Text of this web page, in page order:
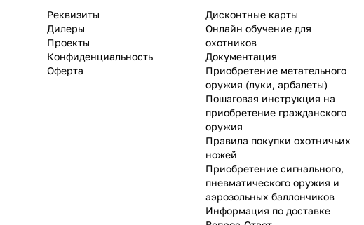
Реквизиты
Дилеры
Проекты
Конфиденциальность
Оферта
Дисконтные карты
Онлайн обучение для
охотников
Документация
Приобретение метательного
оружия (луки, арбалеты)
Пошаговая инструкция на
приобретение гражданского
оружия
Правила покупки охотничьих
ножей
Приобретение сигнального,
пневматического оружия и
аэрозольных баллончиков
Информация по доставке